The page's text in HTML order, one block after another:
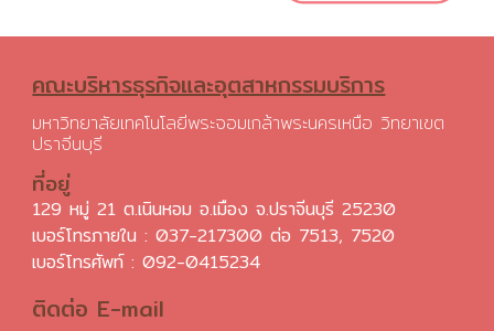
คณะบริหารธุรกิจและอุตสาหกรรมบริการ
มหาวิทยาลัยเทคโนโลยีพระจอมเกล้าพระนครเหนือ วิทยาเขต
ปราจีนบุรี
ที่อยู่
129 หมู่ 21 ต.เนินหอม อ.เมือง จ.ปราจีนบุรี 25230
เบอร์โทรภายใน : 037-217300 ต่อ 7513, 7520
เบอร์โทรศัพท์ :092-0415234
ติดต่อ E-mail